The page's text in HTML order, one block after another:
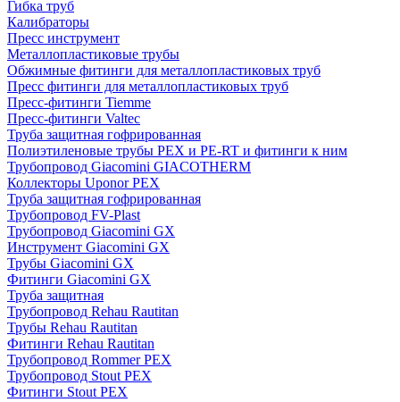
Гибка труб
Калибраторы
Пресс инструмент
Металлопластиковые трубы
Обжимные фитинги для металлопластиковых труб
Пресс фитинги для металлопластиковых труб
Пресс-фитинги Tiemme
Пресс-фитинги Valtec
Труба защитная гофрированная
Полиэтиленовые трубы PEX и PE-RT и фитинги к ним
Трубопровод Giacomini GIACOTHERM
Коллекторы Uponor PEX
Труба защитная гофрированная
Трубопровод FV-Plast
Трубопровод Giacomini GX
Инструмент Giacomini GX
Трубы Giacomini GX
Фитинги Giacomini GX
Труба защитная
Трубопровод Rehau Rautitan
Трубы Rehau Rautitan
Фитинги Rehau Rautitan
Трубопровод Rommer PEX
Трубопровод Stout PEX
Фитинги Stout PEX